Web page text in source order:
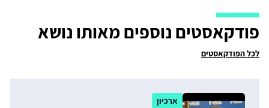
פודקאסטים נוספים מאותו נושא
לכל הפודקאסטים
ארכיון